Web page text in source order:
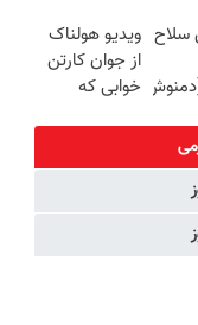
سلامت+55تخفیف) سلاح ویدیو هولناک
از جوان کارتن
خوابی که